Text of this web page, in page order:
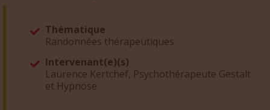
Thématique
Randonnées thérapeutiques
Intervenant(e)(s)
Laurence Kertchef, Psychothérapeute Gestalt
et Hypnose